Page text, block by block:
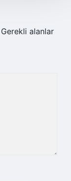
Gerekli alanlar